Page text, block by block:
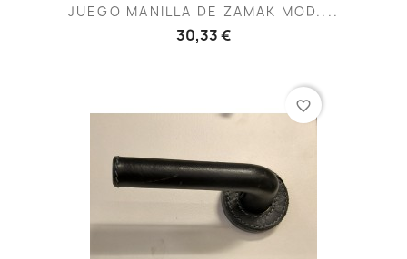
JUEGO MANILLA DE ZAMAK MOD....
30,33 €
favorite_border